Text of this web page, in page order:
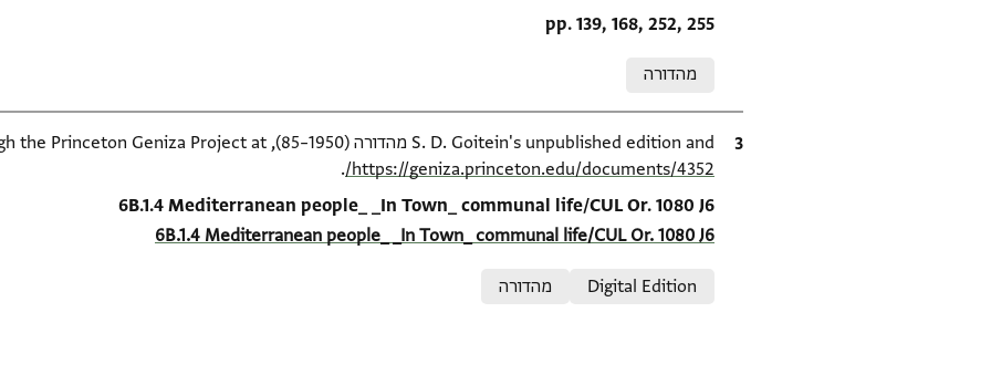
Location in source
pp. 139, 168, 252, 255
מהדורה
ציטוט
S. D. Goitein's unpublished edition and מהדורה (1950–85), available online through the Princeton Geniza Project at
https://geniza.princeton.edu/documents/4352/
.
Location in source
6B.1.4 Mediterranean people_ _In Town_ communal life/CUL Or. 1080 J6
6B.1.4 Mediterranean people_ _In Town_ communal life/CUL Or. 1080 J6
Digital Edition
מהדורה